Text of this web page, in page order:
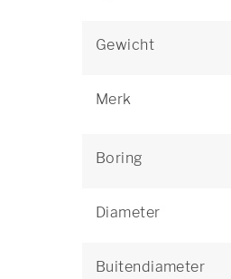
Gewicht
Merk
Boring
Diameter
Buitendiameter